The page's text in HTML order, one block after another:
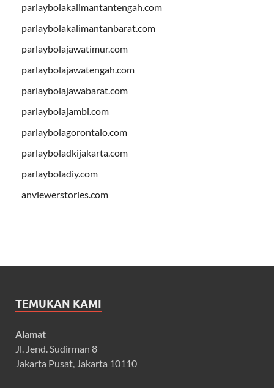
parlaybolakalimantantengah.com
parlaybolakalimantanbarat.com
parlaybolajawatimur.com
parlaybolajawatengah.com
parlaybolajawabarat.com
parlaybolajambi.com
parlaybolagorontalo.com
parlayboladkijakarta.com
parlayboladiy.com
anviewerstories.com
TEMUKAN KAMI
Alamat
Jl. Jend. Sudirman 8
Jakarta Pusat, Jakarta 10110